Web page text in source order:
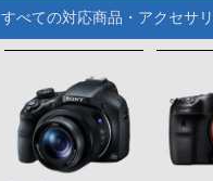
すべての対応商品・アクセサ